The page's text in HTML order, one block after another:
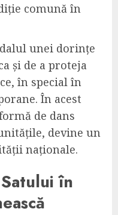
comună în
unei dorințe
și de a proteja
în special în
În acest
de dans
devine un
naționale.
în